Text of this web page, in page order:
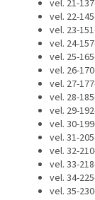
vel. 21-
vel. 22-
vel. 23-
vel. 24-
vel. 25-
vel. 26-
vel. 27-
vel. 28-
vel. 29-
vel. 30-
vel. 31-
vel. 32-
vel. 33-
vel. 34-
vel. 35-